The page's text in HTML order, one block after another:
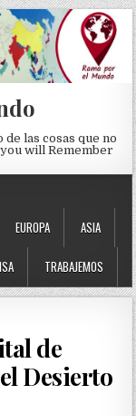
las cosas que no
will Remember
EUROPA ASIA
TRABAJEMOS
de
Desierto